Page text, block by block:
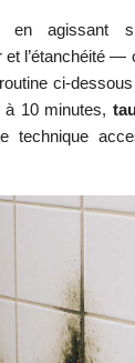
: en
et l’étanchéité
ci-
à 10 minutes,
technique